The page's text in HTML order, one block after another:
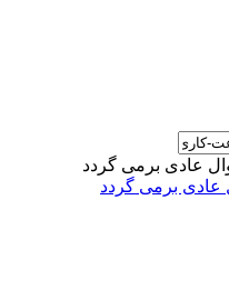
عادی برمی گردد